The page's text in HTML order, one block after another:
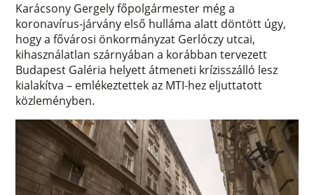
Karácsony Gergely főpolgármester még a
koronavírus-járvány első hulláma alatt döntött úgy,
hogy a fővárosi önkormányzat Gerlóczy utcai,
kihasználatlan szárnyában a korábban tervezett
Budapest Galéria helyett átmeneti krízisszálló lesz
kialakítva – emlékeztettek az MTI-hez eljuttatott
közleményben.